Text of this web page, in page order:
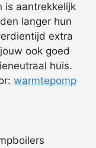
is aantrekkelijk
langer hun
extra
ook goed
huis.
warmtepomp